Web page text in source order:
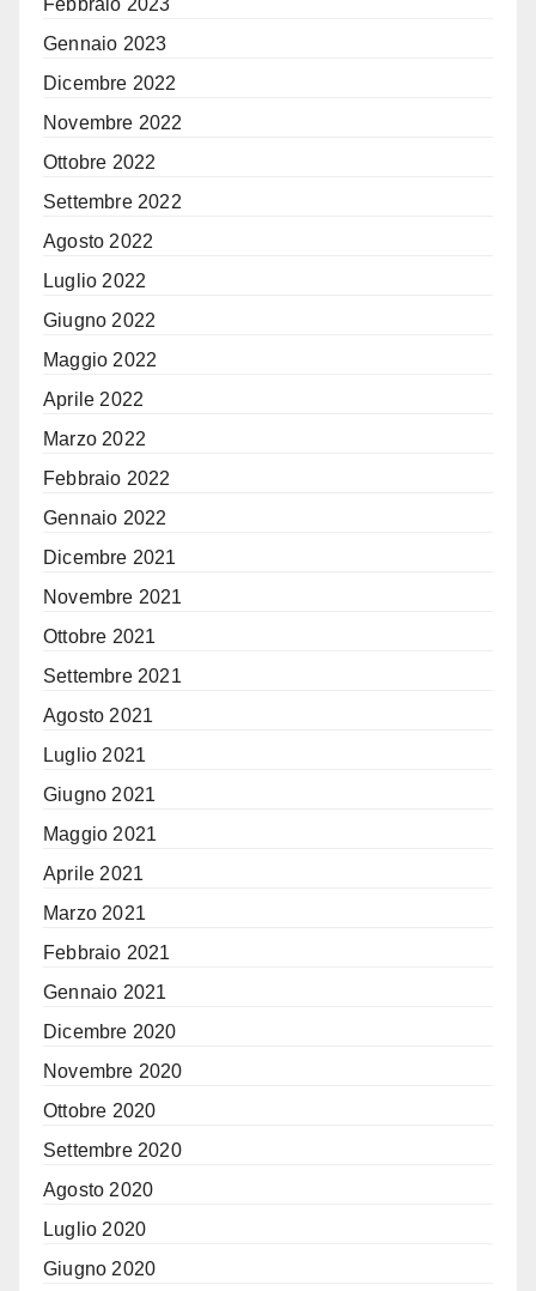
Febbraio 2023
Gennaio 2023
Dicembre 2022
Novembre 2022
Ottobre 2022
Settembre 2022
Agosto 2022
Luglio 2022
Giugno 2022
Maggio 2022
Aprile 2022
Marzo 2022
Febbraio 2022
Gennaio 2022
Dicembre 2021
Novembre 2021
Ottobre 2021
Settembre 2021
Agosto 2021
Luglio 2021
Giugno 2021
Maggio 2021
Aprile 2021
Marzo 2021
Febbraio 2021
Gennaio 2021
Dicembre 2020
Novembre 2020
Ottobre 2020
Settembre 2020
Agosto 2020
Luglio 2020
Giugno 2020